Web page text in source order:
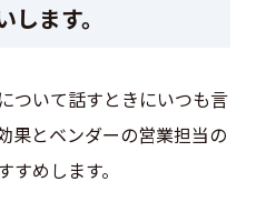
ます。
ついて話すときにいつも言
果とベンダーの営業担当の
めします。